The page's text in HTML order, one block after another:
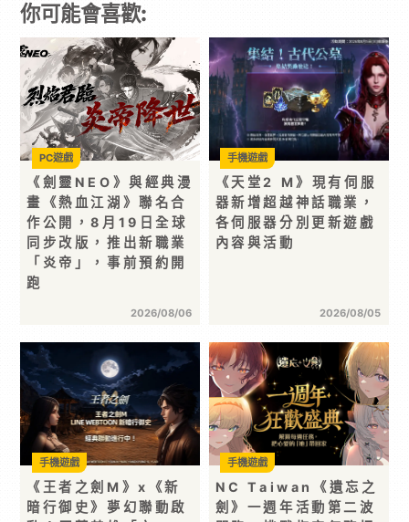
你可能會喜歡:
《劍靈NEO》與經典漫
畫《熱血江湖》聯名合
作公開，8月19日全球
同步改版，推出新職業
「炎帝」，事前預約開
跑
2026/08/06
PC遊戲
《天堂2 M》現有伺服
器新增超越神話職業，
各伺服器分別更新遊戲
內容與活動
2026/08/05
手機遊戲
《王者之劍M》x《新
暗行御史》夢幻聯動啟
手機遊戲
NC Taiwan《遺忘之
劍》一週年活動第二波
手機遊戲